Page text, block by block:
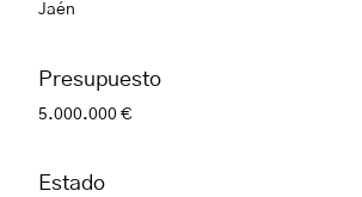
Jaén
Presupuesto
5.000.000 €
Estado